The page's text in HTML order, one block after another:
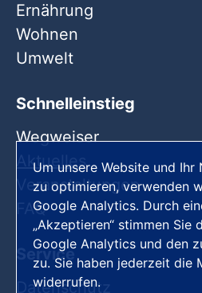
Ernährung
Wohnen
Umwelt
Schnelleinstieg
Wegweiser
Aktuelles
Veranstaltungen
FAQ
Service
Datenschutz
Um unsere Website und
zu optimieren, verwenden
Google Analytics. Durch
„Akzeptieren“ stimmen Sie
Google Analytics und den
zu. Sie haben jederzeit die
widerrufen.